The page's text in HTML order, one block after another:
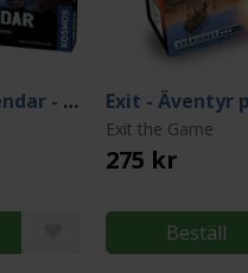
EXIT Advent Calendar - The Missing Hollywood Star Exit - Äventyr
Exit the Game
275 kr
Beställ